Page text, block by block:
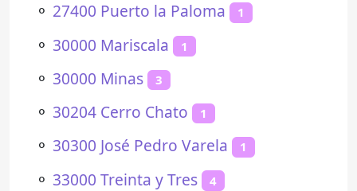
⚬ 27400 Puerto la Paloma 1
⚬ 30000 Mariscala 1
⚬ 30000 Minas 3
⚬ 30204 Cerro Chato 1
⚬ 30300 José Pedro Varela 1
⚬ 33000 Treinta y Tres 4